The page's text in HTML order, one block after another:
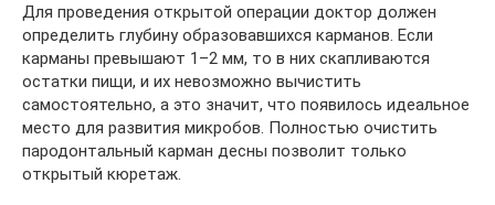
Для проведения открытой операции доктор должен
определить глубину образовавшихся карманов. Если
карманы превышают 1–2 мм, то в них скапливаются
остатки пищи, и их невозможно вычистить
самостоятельно, а это значит, что появилось идеальное
место для развития микробов. Полностью очистить
пародонтальный карман десны позволит только
открытый кюретаж.